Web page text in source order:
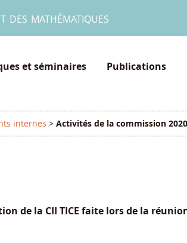
mathématiques
et séminaires Publications
internes > Activités de la commission 2020
de la CII TICE faite lors de la